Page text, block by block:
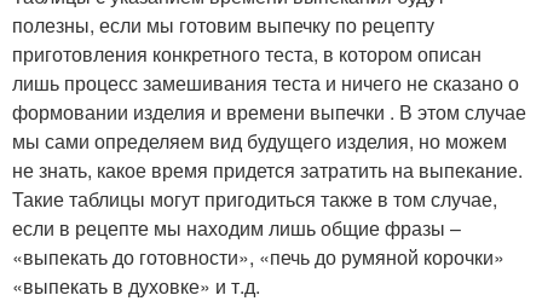
полезны, если мы готовим выпечку по рецепту
приготовления конкретного теста, в котором описан
лишь процесс замешивания теста и ничего не сказано о
формовании изделия и времени выпечки . В этом случае
мы сами определяем вид будущего изделия, но можем
не знать, какое время придется затратить на выпекание.
Такие таблицы могут пригодиться также в том случае,
если в рецепте мы находим лишь общие фразы –
«выпекать до готовности», «печь до румяной корочки»
«выпекать в духовке» и т.д.